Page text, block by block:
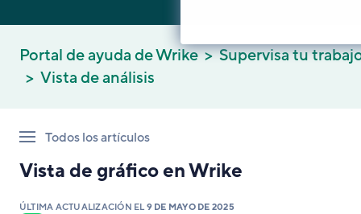
Portal de ayuda de Wrike
Supervisa tu
Vista de análisis
Todos los artículos
Vista de gráfico en Wrike
ÚLTIMA ACTUALIZACIÓN EL 9 DE MAYO DE 2025